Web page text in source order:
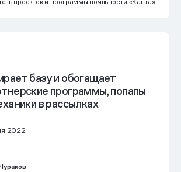
базу и обогащает
программы, попапы
в рассылках
2022